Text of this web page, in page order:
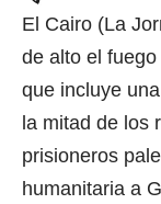
El Cairo (La
de alto el
que incluye
la mitad de los
prisioneros
humanitaria a